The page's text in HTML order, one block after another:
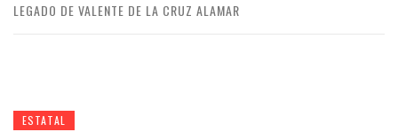
LEGADO DE VALENTE DE LA CRUZ ALAMAR
ESTATAL